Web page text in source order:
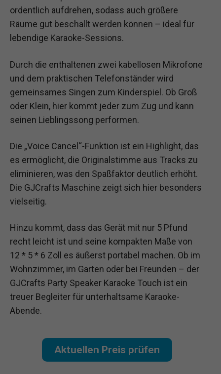
ordentlich aufdrehen, sodass auch größere
Räume gut beschallt werden können – ideal für
lebendige Karaoke-Sessions.
Durch die enthaltenen zwei kabellosen Mikrofone
und dem praktischen Telefonständer wird
gemeinsames Singen zum Kinderspiel. Ob Groß
oder Klein, hier kommt jeder zum Zug und kann
seinen Lieblingssong performen.
Die „Voice Cancel“-Funktion ist ein Highlight, das
es ermöglicht, die Originalstimme aus Tracks zu
eliminieren, was den Spaßfaktor deutlich erhöht.
Die GJCrafts Maschine zeigt sich hier besonders
vielseitig.
Hinzu kommt, dass das Gerät mit nur 5 Pfund
recht leicht ist und seine kompakten Maße von
12 * 5 * 6 Zoll es äußerst portabel machen. Ob im
Wohnzimmer, im Garten oder bei Freunden – der
GJCrafts Party Speaker Karaoke Touch ist ein
treuer Begleiter für unterhaltsame Karaoke-
Abende.
Aktuellen Preis prüfen